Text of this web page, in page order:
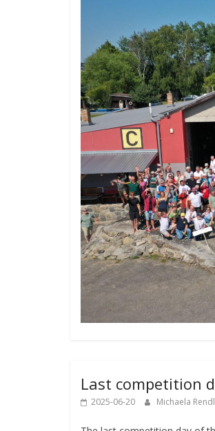
Last competition
2025-06-20 Michaela